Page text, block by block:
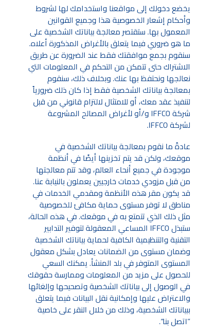
يخضع دخولك إلى مواقعنا واستخدامك لها لشروط
وأحكام إشعار الخصوصية هذا وجميع القوانين
المعمول بها. ستقتصر معالجة بياناتك الشخصية على
ما هو ضروري فيما يتعلق بالأغراض المذكورة أعلاه.
سنقوم بجمع موافقتك فقط عند الضرورة عن طريق
الاشتراك حتى تتمكن من التحكم في المعلومات التي
نعالجها ونحتفظ بها عنك. وبخلاف ذلك، سنقوم
بمعالجة بياناتك الشخصية فقط إذا كان ذلك ضرورياً
لتنفيذ عقد معك، أو للامتثال لالتزام قانوني من قبل
شركة IFFCO و/أو لأغراض المصالح المشروعة
لشركة IFFCO.
عادةً ما نقوم بمعالجة بياناتك الشخصية في
موقعك، ولكن قد يتم تخزينها أيضًا في أنظمة
موجودة في جميع أنحاء العالم، وقد تتم معالجتها
من قبل مزودي خدمات خارجيين يعملون بالنيابة عنا.
قد يكون مقر هذه الأنظمة ومقدمي الخدمات في
مناطق لا توفر مستوى حماية مكافئ للخصوصية
مثل ذلك الذي تتمتع به في موقعك. في هذه الحالة،
ستبذل IFFCO المساعي المعقولة لتوفير التدابير
التقنية والتنظيمية الكافية لحماية بياناتك الشخصية
وضمان مستوى من الضمانات يعادل بشكل معقول
المستوى المتوفر في بلد المنشأ. يمكنك السعي
للحصول على مزيد من المعلومات وممارسة حقوقك
في الوصول إلى بياناتك الشخصية وتصحيحها وإلغائها
والاعتراض عليها وإمكانية نقل البيانات فيما يتعلق
ببياناتك الشخصية، وذلك من خلال النقر على خاصية
”اتصل بنا“.